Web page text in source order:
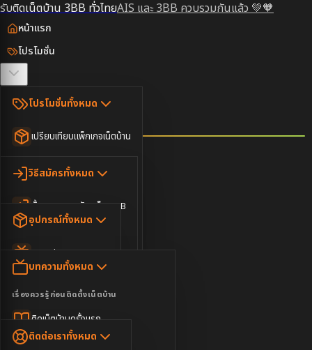
รับติดเน็ตบ้าน 3BB ทั่วไทยAIS และ 3BB ควบรวมกันแล้ว 💚🧡
หน้าแรก
โปรโมชั่น
โปรโมชั่นทั้งหมด
เปรียบเทียบแพ็กเกจเน็ตบ้าน
เน็ตบ้าน Super Fast
เน็ตบ้าน 2Gbps
เน็ตบ้านพร้อมกล่องทีวี
เน็ตบ้าน + Netflix
ตรวจสอบพื้นที่
วิธีสมัครทั้งหมด
ขั้นตอนการสมัครเน็ต 3BB
อุปกรณ์
อุปกรณ์ทั้งหมด
AIS Play Box
Dongle เน็ตสำรอง
บทความ
บทความทั้งหมด
เรื่องควรรู้ก่อนติดตั้งเน็ตบ้าน
ติดเน็ตบ้านครั้งแรก
ข่าวสาร
ติดต่อเราทั้งหมด
🇹🇭🇬🇧